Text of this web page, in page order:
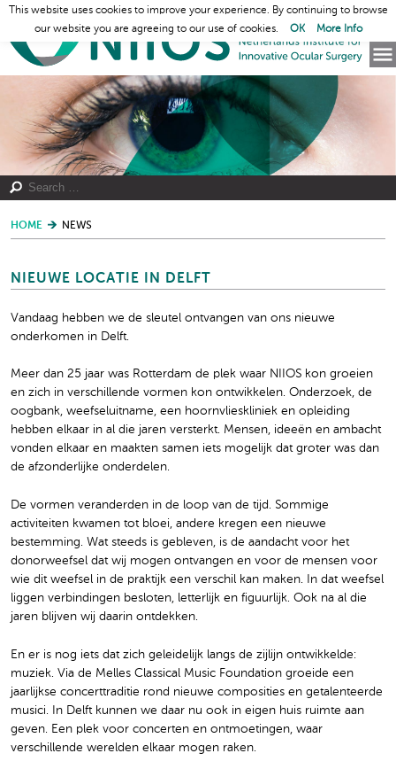
HOME NEWS
NIEUWE LOCATIE IN DELFT
Vandaag hebben we de sleutel ontvangen van ons nieuwe
onderkomen in Delft.
Meer dan 25 jaar was Rotterdam de plek waar NIIOS kon groeien
en zich in verschillende vormen kon ontwikkelen. Onderzoek, de
oogbank, weefseluitname, een hoornvlieskliniek en opleiding
hebben elkaar in al die jaren versterkt. Mensen, ideeën en ambacht
vonden elkaar en maakten samen iets mogelijk dat groter was dan
de afzonderlijke onderdelen.
De vormen veranderden in de loop van de tijd. Sommige
activiteiten kwamen tot bloei, andere kregen een nieuwe
bestemming. Wat steeds is gebleven, is de aandacht voor het
donorweefsel dat wij mogen ontvangen en voor de mensen voor
wie dit weefsel in de praktijk een verschil kan maken. In dat weefsel
liggen verbindingen besloten, letterlijk en figuurlijk. Ook na al die
jaren blijven wij daarin ontdekken.
En er is nog iets dat zich geleidelijk langs de zijlijn ontwikkelde:
muziek. Via de Melles Classical Music Foundation groeide een
jaarlijkse concerttraditie rond nieuwe composities en getalenteerde
musici. In Delft kunnen we daar nu ook in eigen huis ruimte aan
geven. Een plek voor concerten en ontmoetingen, waar
verschillende werelden elkaar mogen raken.
This website uses cookies to improve your experience. By continuing to browse
our website you are agreeing to our use of cookies.
OK More Info